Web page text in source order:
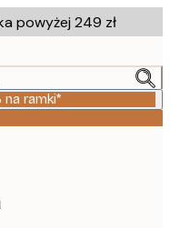
powyżej 249 zł
na ramki*